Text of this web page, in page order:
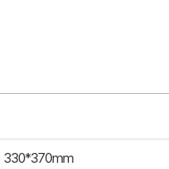
330*370mm